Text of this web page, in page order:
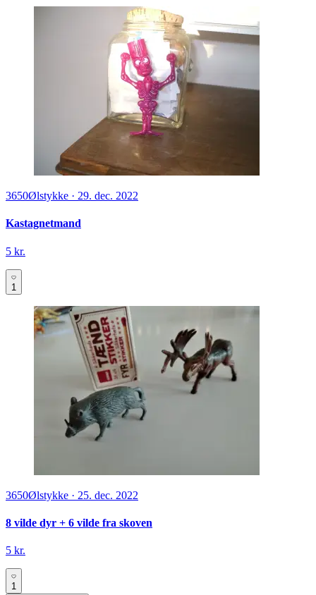
3650Ølstykke · 29. dec. 2022
Kastagnetmand
5 kr.
1
3650Ølstykke · 25. dec. 2022
8 vilde dyr + 6 vilde fra skoven
5 kr.
1